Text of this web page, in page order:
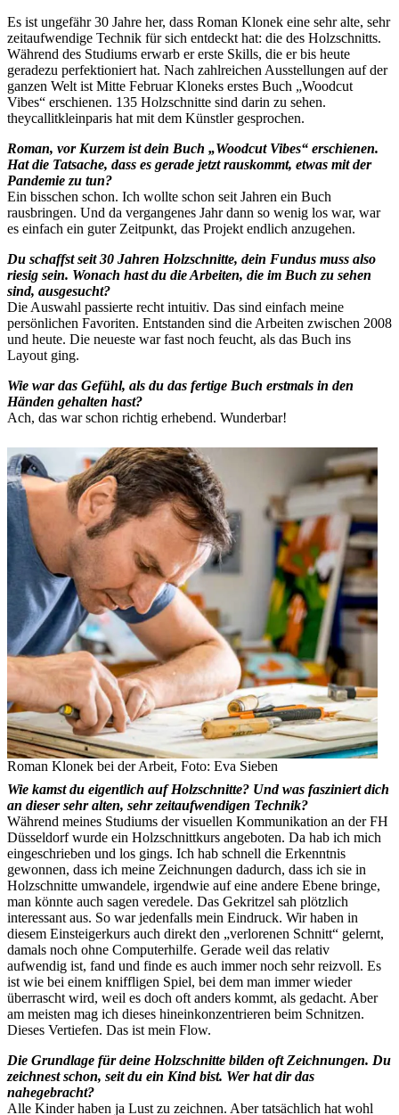
Es ist ungefähr 30 Jahre her, dass Roman Klonek eine sehr alte, sehr
zeitaufwendige Technik für sich entdeckt hat: die des Holzschnitts.
Während des Studiums erwarb er erste Skills, die er bis heute
geradezu perfektioniert hat. Nach zahlreichen Ausstellungen auf der
ganzen Welt ist Mitte Februar Kloneks erstes Buch „Woodcut
Vibes“ erschienen. 135 Holzschnitte sind darin zu sehen.
theycallitkleinparis hat mit dem Künstler gesprochen.
Roman, vor Kurzem ist dein Buch „Woodcut Vibes“ erschienen.
Hat die Tatsache, dass es gerade jetzt rauskommt, etwas mit der
Pandemie zu tun?
Ein bisschen schon. Ich wollte schon seit Jahren ein Buch
rausbringen. Und da vergangenes Jahr dann so wenig los war, war
es einfach ein guter Zeitpunkt, das Projekt endlich anzugehen.
Du schaffst seit 30 Jahren Holzschnitte, dein Fundus muss also
riesig sein. Wonach hast du die Arbeiten, die im Buch zu sehen
sind, ausgesucht?
Die Auswahl passierte recht intuitiv. Das sind einfach meine
persönlichen Favoriten. Entstanden sind die Arbeiten zwischen 2008
und heute. Die neueste war fast noch feucht, als das Buch ins
Layout ging.
Wie war das Gefühl, als du das fertige Buch erstmals in den
Händen gehalten hast?
Ach, das war schon richtig erhebend. Wunderbar!
Roman Klonek bei der Arbeit, Foto: Eva Sieben
Wie kamst du eigentlich auf Holzschnitte? Und was fasziniert dich
an dieser sehr alten, sehr zeitaufwendigen Technik?
Während meines Studiums der visuellen Kommunikation an der FH
Düsseldorf wurde ein Holzschnittkurs angeboten. Da hab ich mich
eingeschrieben und los gings. Ich hab schnell die Erkenntnis
gewonnen, dass ich meine Zeichnungen dadurch, dass ich sie in
Holzschnitte umwandele, irgendwie auf eine andere Ebene bringe,
man könnte auch sagen veredele. Das Gekritzel sah plötzlich
interessant aus. So war jedenfalls mein Eindruck. Wir haben in
diesem Einsteigerkurs auch direkt den „verlorenen Schnitt“ gelernt,
damals noch ohne Computerhilfe. Gerade weil das relativ
aufwendig ist, fand und finde es auch immer noch sehr reizvoll. Es
ist wie bei einem kniffligen Spiel, bei dem man immer wieder
überrascht wird, weil es doch oft anders kommt, als gedacht. Aber
am meisten mag ich dieses hineinkonzentrieren beim Schnitzen.
Dieses Vertiefen. Das ist mein Flow.
Die Grundlage für deine Holzschnitte bilden oft Zeichnungen. Du
zeichnest schon, seit du ein Kind bist. Wer hat dir das
nahegebracht?
Alle Kinder haben ja Lust zu zeichnen. Aber tatsächlich hat wohl